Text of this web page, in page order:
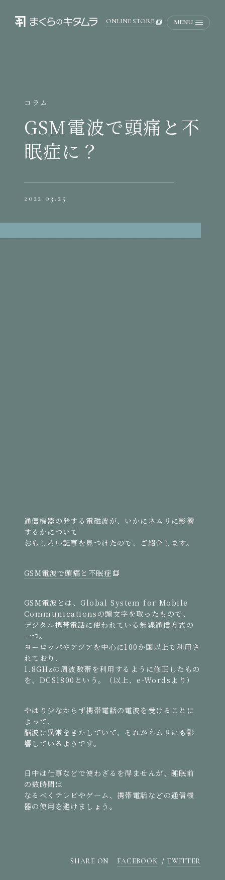
MENU
ONLINE STORE
コラム
GSM電波で頭痛と不
眠症に？
2022.03.25
通信機器の発する電磁波が、いかにネムリに影響
するかについて
おもしろい記事を見つけたので、ご紹介します。
GSM電波で頭痛と不眠症
GSM電波とは、Global System for Mobile
Communicationsの頭文字を取ったもので、
デジタル携帯電話に使われている無線通信方式の
一つ。
ヨーロッパやアジアを中心に100か国以上で利用さ
れており、
1.8GHzの周波数帯を利用するように修正したもの
を、DCS1800という。（以上、e-Wordsより）
やはり少なからず携帯電話の電波を受けることに
よって、
脳波に異常をきたしていて、それがネムリにも影
響しているようです。
日中は仕事などで使わざるを得ませんが、睡眠前
の数時間は
なるべくテレビやゲーム、携帯電話などの通信機
器の使用を避けましょう。
SHARE ON FACEBOOK TWITTER